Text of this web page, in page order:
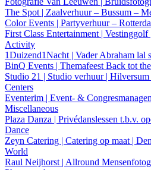
The Spot | Zaalverhuur – Bussum –
Color Events | Partyverhuur –
First Class Entertainment |
Activity
1Duizend1Nacht | Vader Abraham lal
BinQ Events | Themafeest Back tot
Studio 21 | Studio verhuur |
Centers
Eventerim | Event- &
Miscellaneous
Plaza Danza | Privédanslessen t.b.v.
Dance
Zeyn Catering | Catering op maat |
World
Raul Neijhorst | Allround